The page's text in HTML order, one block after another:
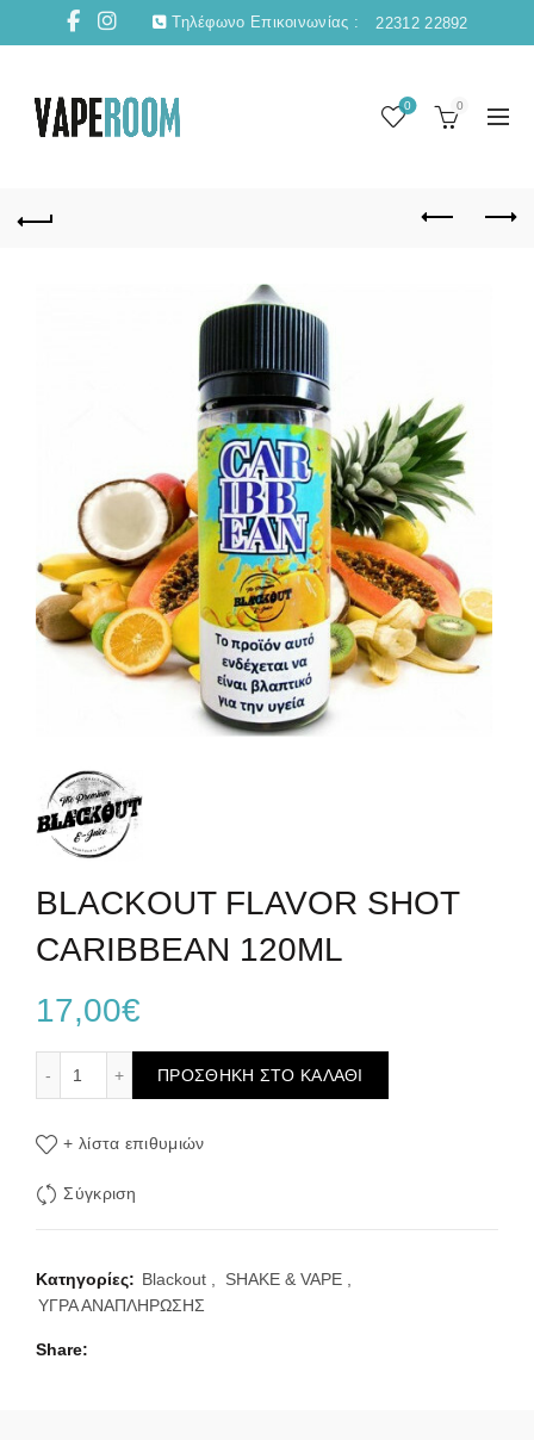
Τηλέφωνο Επικοινωνίας : 22312 22892
0 0
BLACKOUT FLAVOR SHOT
CARIBBEAN 120ML
17,00€
ΠΡΟΣΘΉΚΗ ΣΤΟ ΚΑΛΆΘΙ
+ λίστα επιθυμιών
Σύγκριση
Κατηγορίες: Blackout SHAKE & VAPE
ΥΓΡΑ ΑΝΑΠΛΗΡΩΣΗΣ
Share